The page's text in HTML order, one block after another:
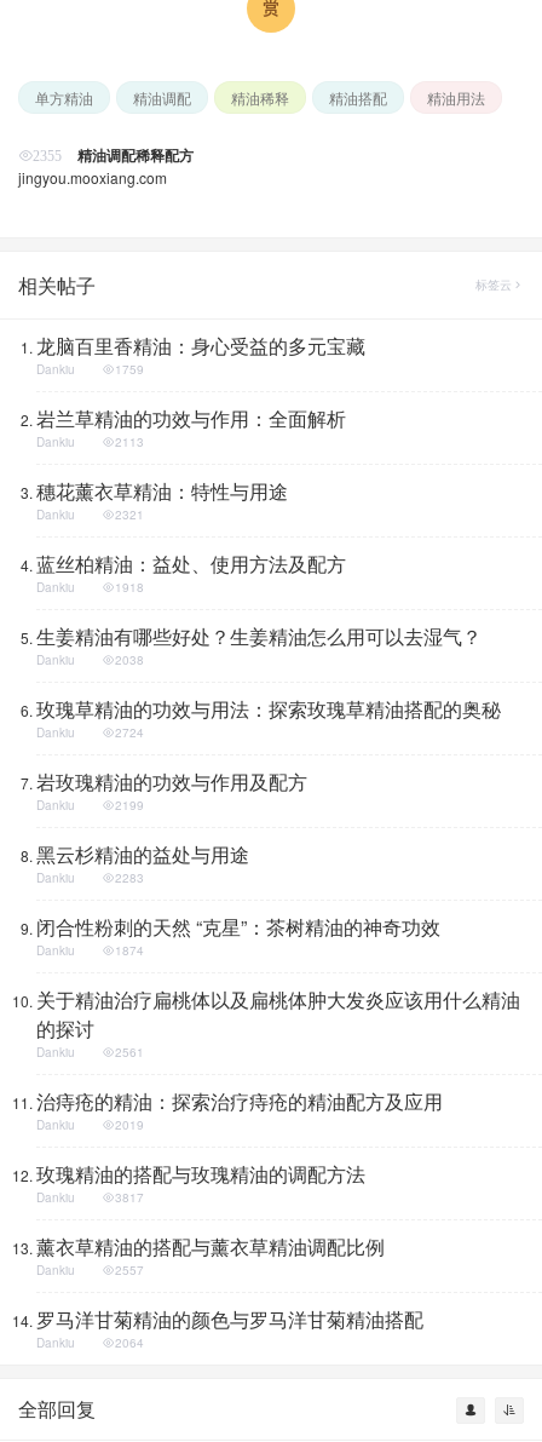
单方精油 精油调配 精油稀释 精油搭配 精油用法
2355 精油调配稀释配方
jingyou.mooxiang.com
相关帖子 标签云
龙脑百里香精油：身心受益的多元宝藏
Dankiu 1759
岩兰草精油的功效与作用：全面解析
Dankiu 2113
穗花薰衣草精油：特性与用途
Dankiu 2321
蓝丝柏精油：益处、使用方法及配方
Dankiu 1918
生姜精油有哪些好处？生姜精油怎么用可以去湿气？
Dankiu 2038
玫瑰草精油的功效与用法：探索玫瑰草精油搭配的奥秘
Dankiu 2724
岩玫瑰精油的功效与作用及配方
Dankiu 2199
黑云杉精油的益处与用途
Dankiu 2283
闭合性粉刺的天然 “克星”：茶树精油的神奇功效
Dankiu 1874
关于精油治疗扁桃体以及扁桃体肿大发炎应该用什么精油
的探讨
Dankiu 2561
治痔疮的精油：探索治疗痔疮的精油配方及应用
Dankiu 2019
玫瑰精油的搭配与玫瑰精油的调配方法
Dankiu 3817
薰衣草精油的搭配与薰衣草精油调配比例
Dankiu 2557
罗马洋甘菊精油的颜色与罗马洋甘菊精油搭配
Dankiu 2064
全部回复